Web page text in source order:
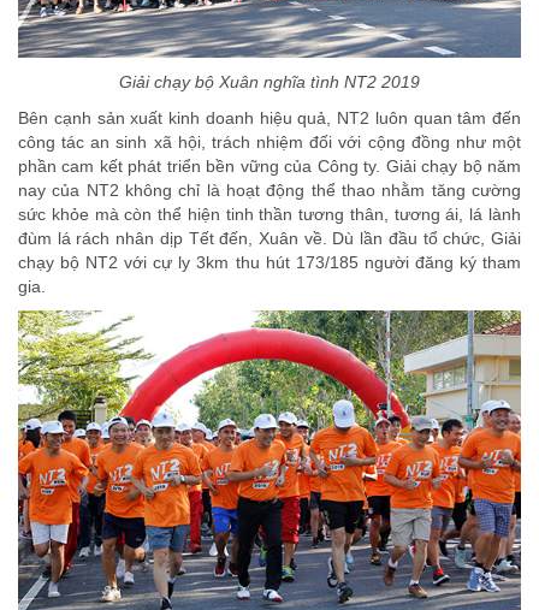
Giải chạy bộ Xuân nghĩa tình NT2 2019
Bên cạnh sản xuất kinh doanh hiệu quả, NT2 luôn quan tâm đến
công tác an sinh xã hội, trách nhiệm đối với cộng đồng như một
phần cam kết phát triển bền vững của Công ty. Giải chạy bộ năm
nay của NT2 không chỉ là hoạt động thể thao nhằm tăng cường
sức khỏe mà còn thể hiện tinh thần tương thân, tương ái, lá lành
đùm lá rách nhân dịp Tết đến, Xuân về. Dù lần đầu tổ chức, Giải
chạy bộ NT2 với cự ly 3km thu hút 173/185 người đăng ký tham
gia.